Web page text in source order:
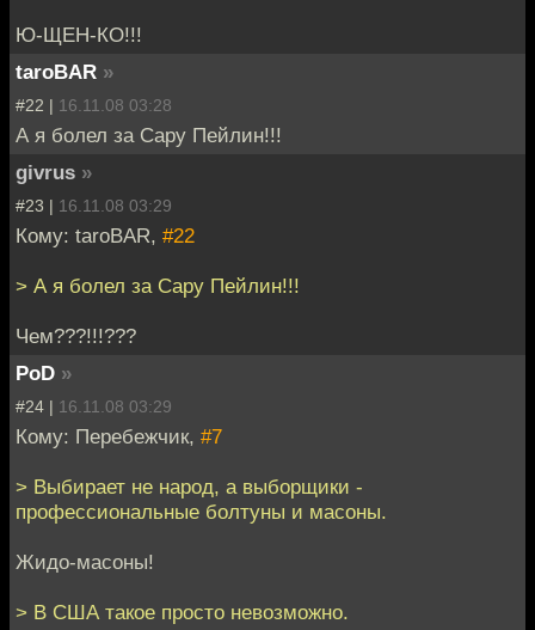
Ю-ЩЕН-КО!!!
taroBAR »
#22 | 16.11.08 03:28
А я болел за Сару Пейлин!!!
givrus »
#23 | 16.11.08 03:29
Кому: taroBAR, #22
> А я болел за Сару Пейлин!!!
Чем???!!!???
PoD »
#24 | 16.11.08 03:29
Кому: Перебежчик, #7
> Выбирает не народ, а выборщики -
профессиональные болтуны и масоны.
Жидо-масоны!
> В США такое просто невозможно.